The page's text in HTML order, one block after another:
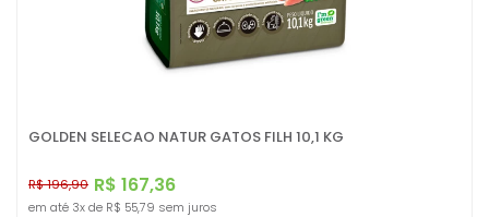
GOLDEN SELECAO NATUR GATOS FILH 10,1 KG
R$ 167,36
R$ 196,90
em até 3x de R$ 55,79 sem juros